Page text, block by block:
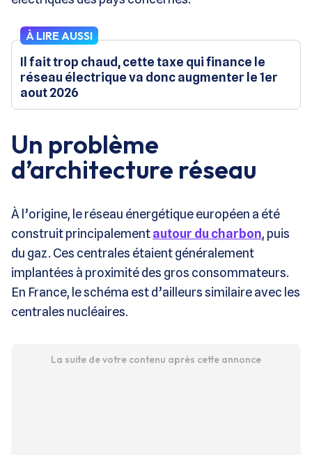
À LIRE AUSSI
Il fait trop chaud, cette taxe qui finance le
réseau électrique va donc augmenter le 1er
aout 2026
Un problème
d’architecture réseau
À l’origine, le réseau énergétique européen a été
construit principalementautour du charbon, puis
du gaz. Ces centrales étaient généralement
implantées à proximité des gros consommateurs.
En France, le schéma est d’ailleurs similaire avec les
centrales nucléaires.
La suite de votre contenu après cette annonce